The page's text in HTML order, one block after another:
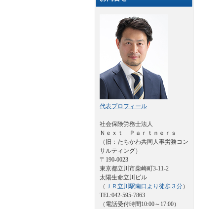
代表プロフィール
社会保険労務士法人
Ｎｅｘｔ Ｐａｒｔｎｅｒｓ
（旧：たちかわ共同人事労務コン
サルティング）
〒190-0023
東京都立川市柴崎町3-11-2
太陽生命立川ビル
（ ＪＲ立川駅南口より徒歩３分）
TEL:042-595-7863
（電話受付時間10:00～17:00）